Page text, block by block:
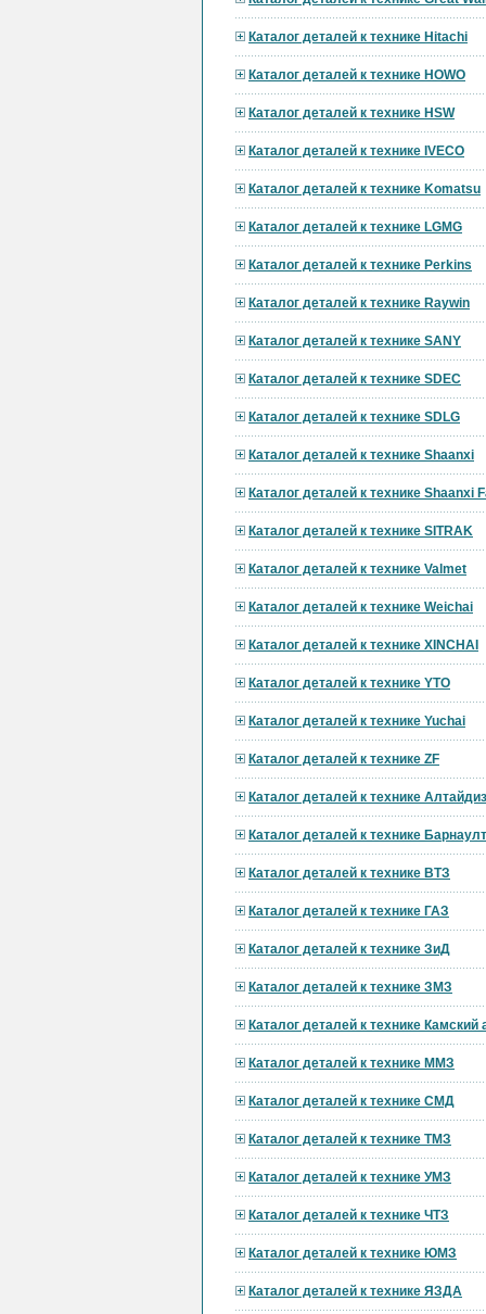
Каталог деталей к технике Hitachi
Каталог деталей к технике HOWO
Каталог деталей к технике HSW
Каталог деталей к технике IVECO
Каталог деталей к технике Komatsu
Каталог деталей к технике LGMG
Каталог деталей к технике Perkins
Каталог деталей к технике Raywin
Каталог деталей к технике SANY
Каталог деталей к технике SDEC
Каталог деталей к технике SDLG
Каталог деталей к технике Shaanxi
Каталог деталей к технике Shaanxi
Каталог деталей к технике SITRAK
Каталог деталей к технике Valmet
Каталог деталей к технике Weichai
Каталог деталей к технике XINCHAI
Каталог деталей к технике YTO
Каталог деталей к технике Yuchai
Каталог деталей к технике ZF
Каталог деталей к технике
Каталог деталей к технике
Каталог деталей к технике ВТЗ
Каталог деталей к технике ГАЗ
Каталог деталей к технике ЗиД
Каталог деталей к технике ЗМЗ
Каталог деталей к технике Камский
Каталог деталей к технике ММЗ
Каталог деталей к технике СМД
Каталог деталей к технике ТМЗ
Каталог деталей к технике УМЗ
Каталог деталей к технике ЧТЗ
Каталог деталей к технике ЮМЗ
Каталог деталей к технике ЯЗДА